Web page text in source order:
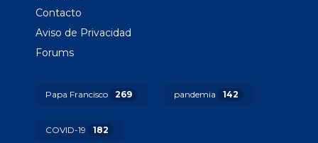
Contacto
Aviso de Privacidad
Forums
Papa Francisco 269 pandemia 142
COVID-19 182